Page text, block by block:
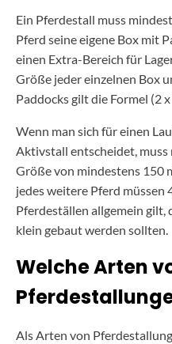
Ein Pferdestall muss
Pferd seine eigene Box mit
einen Extra-Bereich für
Größe jeder einzelnen Box
Paddocks gilt die Formel (2
Wenn man sich für einen
Aktivstall entscheidet, muss
Größe von mindestens 150
jedes weitere Pferd müssen
Pferdeställen allgemein gilt,
klein gebaut werden sollten.
Welche Arten
Als Arten von